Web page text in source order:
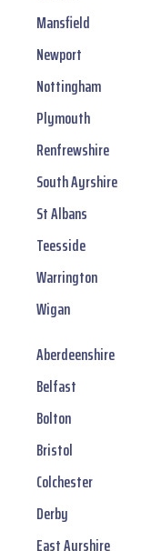
Mansfield
Newport
Nottingham
Plymouth
Renfrewshire
South Ayrshire
St Albans
Teesside
Warrington
Wigan
Aberdeenshire
Belfast
Bolton
Bristol
Colchester
Derby